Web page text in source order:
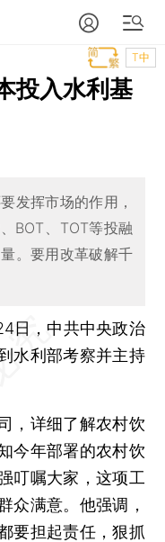
T中
投入水利基
发挥市场的作用，
BOT、TOT等投融
。要用改革破解千
，中共中央政治
水利部考察并主持
详细了解农村饮
今年部署的农村饮
叮嘱大家，这项工
众满意。他强调，
要担起责任，狠抓